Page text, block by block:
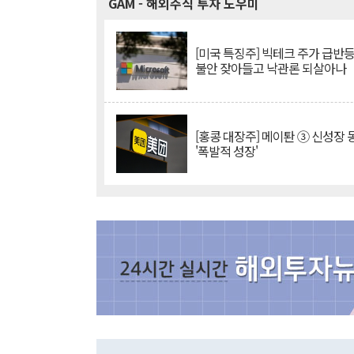
[미국 특징주] 빅테크 주가 급반
불안 잦아들고 낙관론 되살아나
[홍콩 대장주] 메이퇀 ③ 신성장
'폭발적 성장'